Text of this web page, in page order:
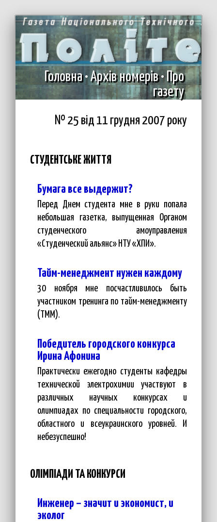
Головна• Архів номерів• Про
газету
№ 25 вiд 11 грудня 2007 року
СТУДЕНТСЬКЕ ЖИТТЯ
Бумага все выдержит?
Перед Днем студента мне в руки попала
небольшая газетка, выпущенная Органом
студенческого амоуправления
«Студенческий альянс» НТУ «ХПИ».
Тайм-менеджмент нужен каждому
30 ноября мне посчастливилось быть
участником тренинга по тайм-менеджменту
(ТММ).
Победитель городского конкурса
Ирина Афонина
Практически ежегодно студенты кафедры
технической электрохимии участвуют в
различных научных конкурсах и
олимпиадах по специальности городского,
областного и всеукраинского уровней. И
небезуспешно!
ОЛІМПІАДИ ТА КОНКУРСИ
Инженер – значит и экономист, и
эколог